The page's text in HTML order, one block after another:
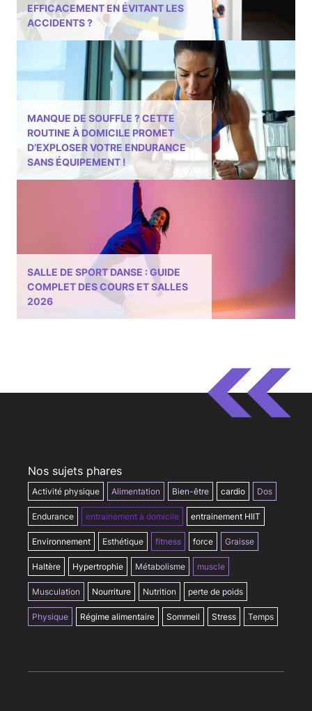
EFFICACEMENT EN ÉVITANT LES
ACCIDENTS ?
MANQUE DE SOUFFLE ? CETTE
ROUTINE À DOMICILE PROMET
D’EXPLOSER VOTRE ENDURANCE
SANS ÉQUIPEMENT !
SALLE DE SPORT DANSE : GUIDE
COMPLET DES COURS ET SALLES
2026
Nos sujets phares
Activité physique Alimentation Bien-être cardio Dos
Endurance entrainement à domicile entrainement HIIT
Environnement Esthétique fitness force Graisse
Haltère Hypertrophie Métabolisme muscle
Musculation Nourriture Nutrition perte de poids
Physique Régime alimentaire Sommeil Stress Temps